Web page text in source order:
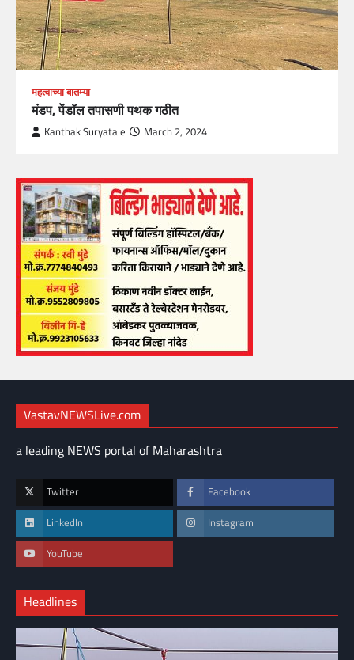
महत्वाच्या बातम्या
मंडप, पेंडॉल तपासणी पथक गठीत
Kanthak Suryatale March 2, 2024
VastavNEWSLive.com
a leading NEWS portal of Maharashtra
Twitter Facebook
LinkedIn Instagram
YouTube
Headlines